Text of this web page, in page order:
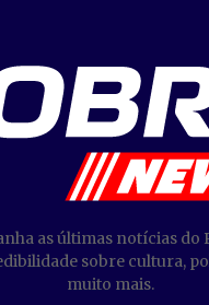
as últimas notícias do
sobre cultura,
muito mais.